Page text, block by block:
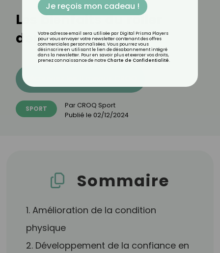
Les bienfaits du roller
derby
SPORT Par CROQ Sport
Publié le 02/12/2024
Sommaire
1. Amélioration de la condition
physique
2. Développement de la confiance en
Je reçois mon cadeau !
Votre adresse email sera utilisée par Digital Prisma Players
pour vous envoyer votre newsletter contenant des offres
commerciales personnalisées. Vous pourrez vous
désinscrire en utilisant le lien de désabonnement intégré
dans la newsletter. Pour en savoir plus et exercer vos droits,
prenez connaissance de notre Charte de Confidentialité.